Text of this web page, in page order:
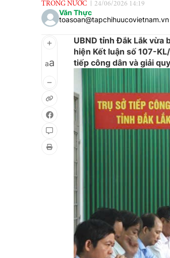
TRONG NƯỚC 24/06/2026 14:19
Văn Thực
toasoan@tapchihuucovietnam.vn
aa
UBND tỉnh Đắk Lắk vừa
hiện Kết luận số 107-
tiếp công dân và giải